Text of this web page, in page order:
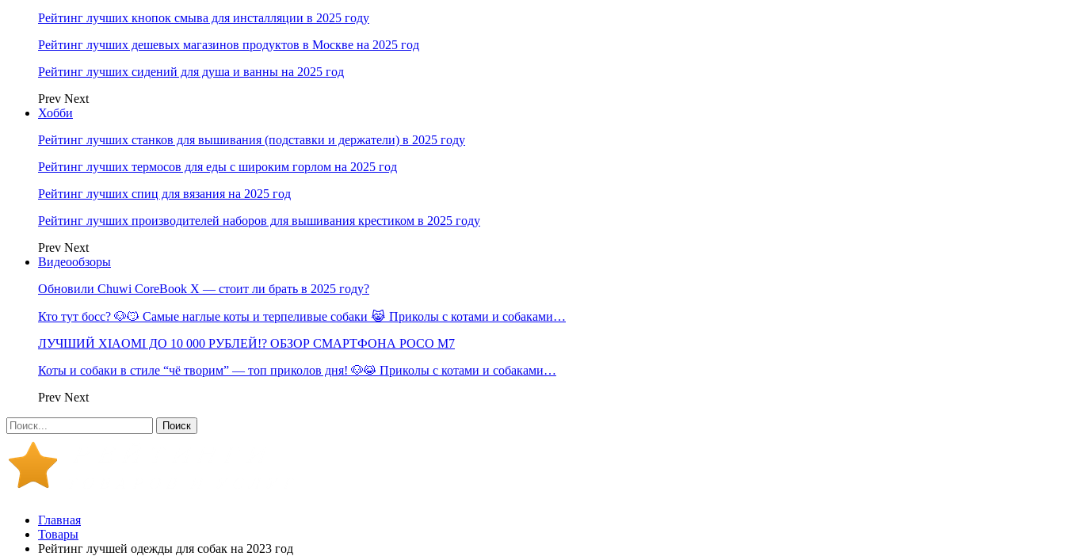
Рейтинг лучших кнопок смыва для инсталляции в 2025 году
Рейтинг лучших дешевых магазинов продуктов в Москве на 2025 год
Рейтинг лучших сидений для душа и ванны на 2025 год
Prev Next
Хобби
Рейтинг лучших станков для вышивания (подставки и держатели) в 2025 году
Рейтинг лучших термосов для еды с широким горлом на 2025 год
Рейтинг лучших спиц для вязания на 2025 год
Рейтинг лучших производителей наборов для вышивания крестиком в 2025 году
Prev Next
Видеообзоры
Обновили Chuwi CoreBook X — стоит ли брать в 2025 году?
Кто тут босс? 🐶😼 Самые наглые коты и терпеливые собаки 😹 Приколы с котами и собаками…
ЛУЧШИЙ XIAOMI ДО 10 000 РУБЛЕЙ!? ОБЗОР СМАРТФОНА POCO M7
Коты и собаки в стиле “чё творим” — топ приколов дня! 🐶😹 Приколы с котами и собаками…
Prev Next
Главная
Товары
Рейтинг лучшей одежды для собак на 2023 год